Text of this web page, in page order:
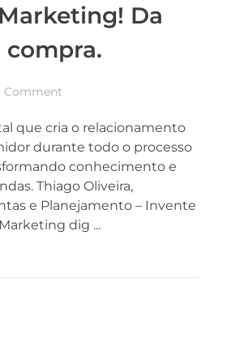
Da
compra.
Comment
que cria o relacionamento
durante todo o processo
conhecimento e
Thiago Oliveira,
e Planejamento – Invente
dig ...